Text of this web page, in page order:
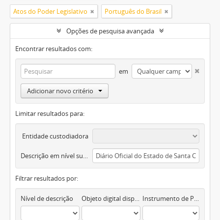
Atos do Poder Legislativo Português do Brasil
Opções de pesquisa avançada
Encontrar resultados com:
em
Adicionar novo critério
Limitar resultados para:
Entidade custodiadora
Descrição em nível superior
Filtrar resultados por:
Nível de descrição Objeto digital disponível Instrumento de Pesquisa